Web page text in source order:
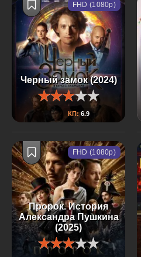
Черный замок (2024)
КП:6.9
FHD (1080p)
Пророк. История
Александра Пушкина
(2025)
FHD (1080p)